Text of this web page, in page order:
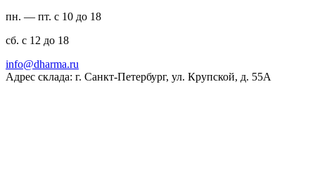
пн. — пт. с 10 до 18
сб. с 12 до 18
ur.amrahd@ofni
Адрес склада: г. Санкт-Петербург, ул. Крупской, д. 55А